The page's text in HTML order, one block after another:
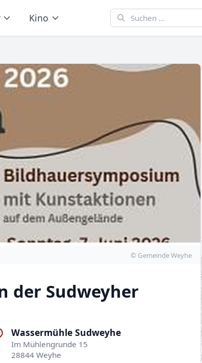
Kino
© Gemeinde Weyhe
der Sudweyher
Wassermühle Sudweyhe
Im Mühlengrunde 15
28844 Weyhe